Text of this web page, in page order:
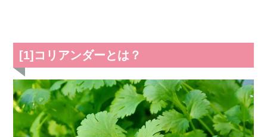
[1]コリアンダーとは？